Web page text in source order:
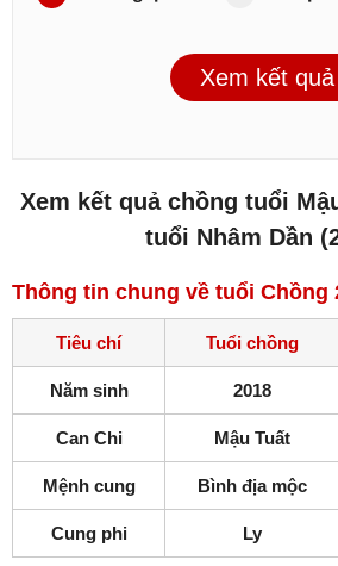
Xem kết quả
Xem kết quả chồng tuổi
tuổi Nhâm Dần
Thông tin chung về tuổi Chồng
Tiêu chí Tuổi chồng
Năm sinh 2018
Can Chi Mậu Tuất
Mệnh cung Bình địa mộc
Cung phi Ly